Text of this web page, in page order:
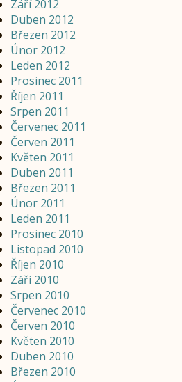
Září 2012
Duben 2012
Březen 2012
Únor 2012
Leden 2012
Prosinec 2011
Říjen 2011
Srpen 2011
Červenec 2011
Červen 2011
Květen 2011
Duben 2011
Březen 2011
Únor 2011
Leden 2011
Prosinec 2010
Listopad 2010
Říjen 2010
Září 2010
Srpen 2010
Červenec 2010
Červen 2010
Květen 2010
Duben 2010
Březen 2010